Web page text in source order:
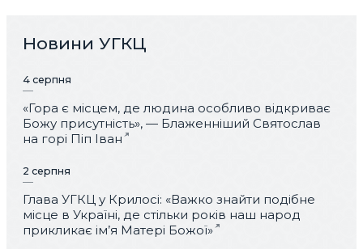
Новини УГКЦ
4 серпня
«Гора є місцем, де людина особливо відкриває
Божу присутність», — Блаженніший Святослав
на горі Піп Іван
2 серпня
Глава УГКЦ у Крилосі: «Важко знайти подібне
місце в Україні, де стільки років наш народ
прикликає ім’я Матері Божої»